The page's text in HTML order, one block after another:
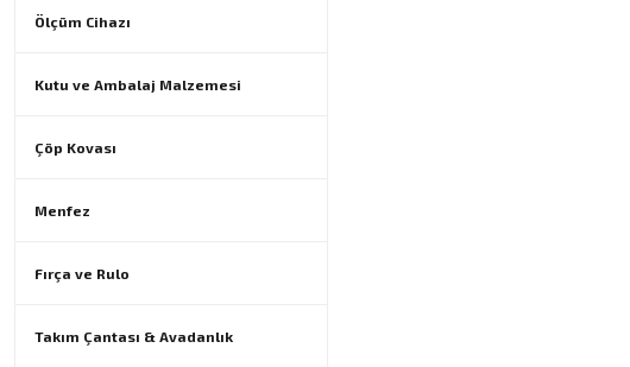
Ölçüm Cihazı
Kutu ve Ambalaj Malzemesi
Çöp Kovası
Menfez
Fırça ve Rulo
Takım Çantası & Avadanlık